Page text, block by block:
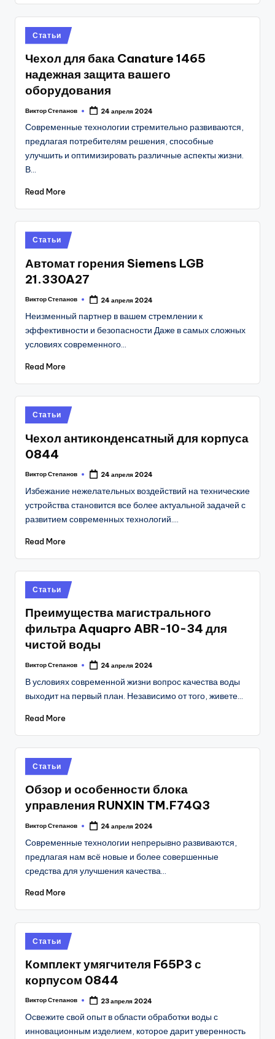
Posted
in
Статьи
Чехол для бака Canature 1465
надежная защита вашего
оборудования
Posted
Виктор Степанов 24 апреля 2024
Современные технологии стремительно развиваются,
предлагая потребителям решения, способные
улучшить и оптимизировать различные аспекты жизни.
В…
Read More
Posted
in
Статьи
Автомат горения Siemens LGB
21.330A27
Posted
Виктор Степанов 24 апреля 2024
Неизменный партнер в вашем стремлении к
эффективности и безопасности Даже в самых сложных
условиях современного…
Read More
Posted
in
Статьи
Чехол антиконденсатный для корпуса
0844
Posted
Виктор Степанов 24 апреля 2024
Избежание нежелательных воздействий на технические
устройства становится все более актуальной задачей с
развитием современных технологий.…
Read More
Posted
in
Статьи
Преимущества магистрального
фильтра Aquapro ABR-10-34 для
чистой воды
Posted
Виктор Степанов 24 апреля 2024
В условиях современной жизни вопрос качества воды
выходит на первый план. Независимо от того, живете…
Read More
Posted
in
Статьи
Обзор и особенности блока
управления RUNXIN TM.F74Q3
Posted
Виктор Степанов 24 апреля 2024
Современные технологии непрерывно развиваются,
предлагая нам всё новые и более совершенные
средства для улучшения качества…
Read More
Posted
in
Статьи
Комплект умягчителя F65P3 с
корпусом 0844
Posted
Виктор Степанов 23 апреля 2024
Освежите свой опыт в области обработки воды с
инновационным изделием, которое дарит уверенность